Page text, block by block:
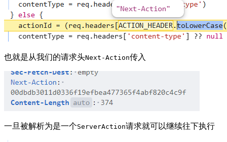
也就是从我们的请求头Next-Action传入
一旦被解析为是一个ServerAction请求就可以继续往下执行